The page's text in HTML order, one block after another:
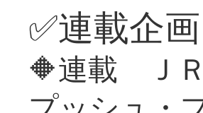
✅連載企画
🔶連載 Ｊ